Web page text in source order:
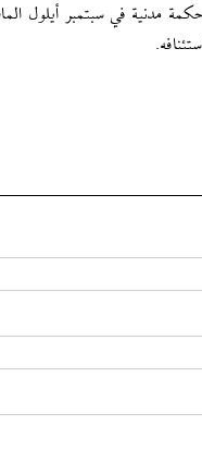
مدنية في سبتمبر أيلول